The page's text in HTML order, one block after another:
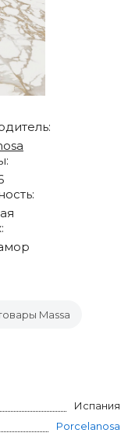
Massa
Испания
Porcelanosa